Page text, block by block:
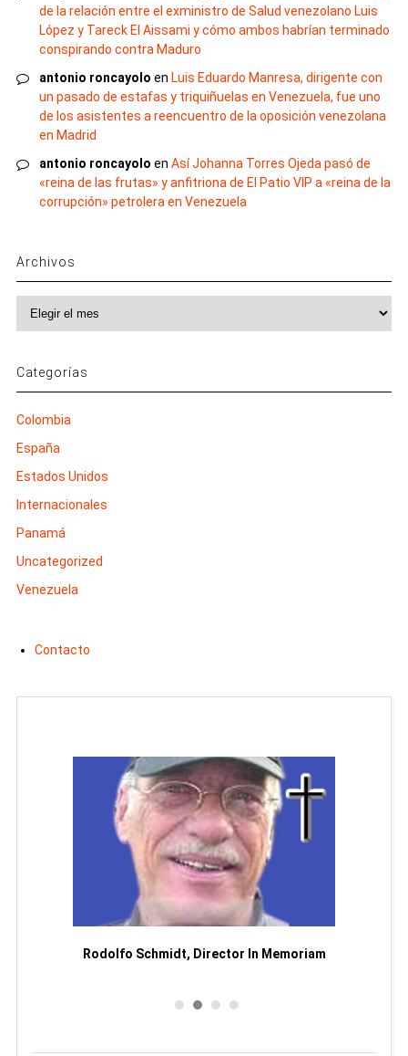
de la relación entre el exministro de Salud venezolano Luis
López y Tareck El Aissami y cómo ambos habrían terminado
conspirando contra Maduro
antonio roncayolo en Luis Eduardo Manresa, dirigente con
un pasado de estafas y triquiñuelas en Venezuela, fue uno
de los asistentes a reencuentro de la oposición venezolana
en Madrid
antonio roncayolo en Así Johanna Torres Ojeda pasó de
«reina de las frutas» y anfitriona de El Patio VIP a «reina de la
corrupción» petrolera en Venezuela
Archivos
Archivos
Categorías
Colombia
España
Estados Unidos
Internacionales
Panamá
Uncategorized
Venezuela
Contacto
Rodolfo Schmidt, Director In Memoriam